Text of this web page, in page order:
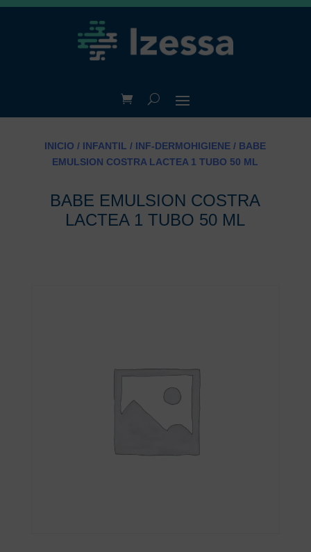
INICIO / INFANTIL / INF-DERMOHIGIENE / BABE
EMULSION COSTRA LACTEA 1 TUBO 50 ML
BABE EMULSION COSTRA
LACTEA 1 TUBO 50 ML